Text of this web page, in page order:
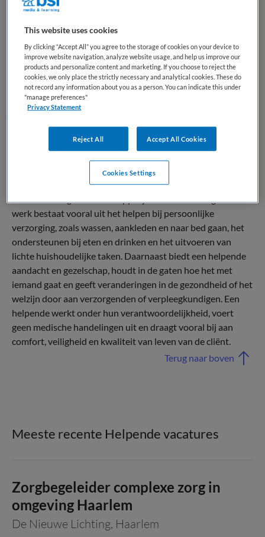
kan het woord ook verwijzen naar iemand die via
buiten een formele context, simpelweg naar iemand die
anderen helpt.
Terug naar boven
Wat doet een Helpende
Een helpende in Nederland ondersteunt mensen die niet
volledig zelfstandig zijn bij hun dagelijkse leven, meestal
binnen de zorg of maatschappelijke ondersteuning. Het
werk bestaat vooral uit het helpen bij persoonlijke
verzorging, zoals wassen, aankleden en naar bed gaan, het
ondersteunen bij eten en drinken en het uitvoeren van
lichte huishoudelijke taken. Daarnaast biedt een helpende
aandacht en gezelschap, houdt in de gaten hoe het met
iemand gaat en geeft veranderingen in de gezondheid of het
welzijn door aan verzorgenden of verpleegkundigen. Een
helpende werkt onder hun verantwoordelijkheid, voert
geen medische handelingen uit en draagt vooral bij aan
comfort, veiligheid en kwaliteit van leven van de cliënt.
Terug naar boven
Meeste recente Helpende vacatures
Zorgbegeleider complexe zorg in
omgeving Haarlem
De Nieuwe Lichting, Haarlem
This website uses cookies
By clicking “Accept All” you agree to the storage of cookies on your device to
improve website navigation, analyze website usage, and help us improve our
products and personalize content and marketing. If you choose to reject the
cookies, we only place the strictly necessary and analytical cookies. These do
not record any information about you as a person. You can indicate this under
"manage preferences"
Privacy Statement
Reject All Accept All Cookies
Cookies Settings